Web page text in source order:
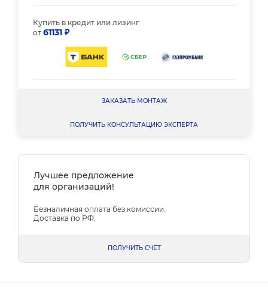
Купить в кредит или лизинг
от 61131 ₽
ЗАКАЗАТЬ МОНТАЖ
ПОЛУЧИТЬ КОНСУЛЬТАЦИЮ ЭКСПЕРТА
Лучшее предложение
для организаций!
Безналичная оплата без комиссии.
Доставка по РФ.
ПОЛУЧИТЬ СЧЕТ